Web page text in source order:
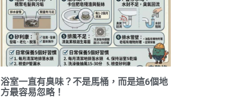
浴室一直有臭味？不是馬桶，而是這6個地
方最容易忽略！